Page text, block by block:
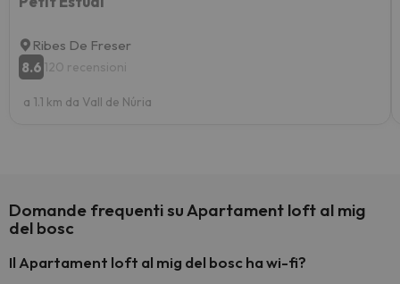
Ribes De Freser
8.6 120 recensioni
a 1.1 km da Vall de Núria
Domande frequenti su Apartament loft al mig
del bosc
Il Apartament loft al mig del bosc ha wi-fi?